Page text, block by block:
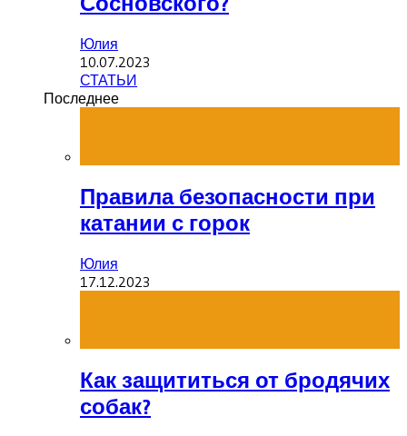
Юлия
10.07.2023
СТАТЬИ
Последнее
Правила безопасности при
катании с горок
Юлия
17.12.2023
Как защититься от бродячих
собак?